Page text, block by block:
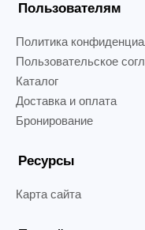
Пользователям
Политика
Пользовательское
Каталог
Доставка и оплата
Бронирование
Ресурсы
Карта сайта